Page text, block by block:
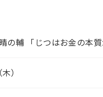
の輔 「じつはお金の本
（木）